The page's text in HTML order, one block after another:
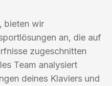
bieten wir
an, die auf
zugeschnitten
Team analysiert
deines Klaviers und